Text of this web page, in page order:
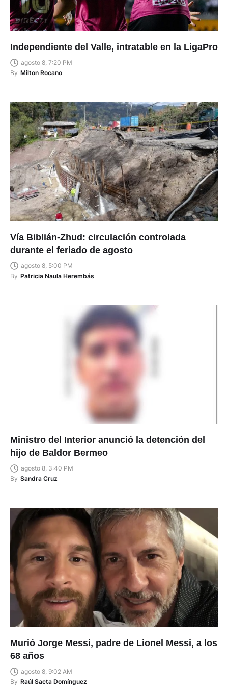
Independiente del Valle, intratable en la LigaPro
agosto 8, 7:20 PM
By Milton Rocano
Vía Biblián-Zhud: circulación controlada
durante el feriado de agosto
agosto 8, 5:00 PM
By Patricia Naula Herembás
Ministro del Interior anunció la detención del
hijo de Baldor Bermeo
agosto 8, 3:40 PM
By Sandra Cruz
Murió Jorge Messi, padre de Lionel Messi, a los
68 años
agosto 8, 9:02 AM
By Raúl Sacta Domínguez